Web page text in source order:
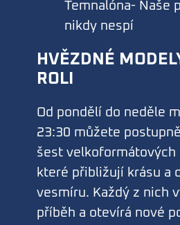
Temnalóna- Naše
nikdy nespí
HVĚZDNÉ
ROLI
Od pondělí do neděle
23:30 můžete
šest velkoformátových
které přibližují krásu a
vesmíru. Každý z nich
příběh a otevírá nové